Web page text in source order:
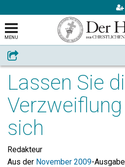
MENU
Weiterempfehlen
Lassen Sie
sich
Redakteur
Aus der November 2009-